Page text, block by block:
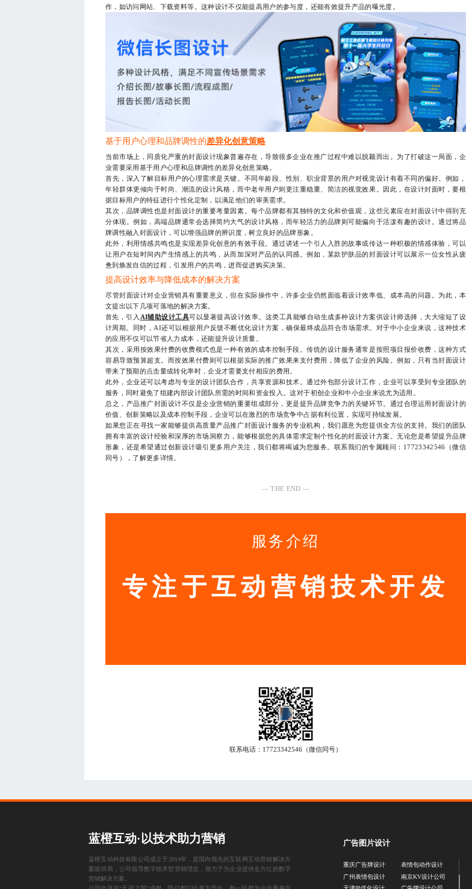
作，如访问网站、下载资料等。这种设计不仅能提高用户的参与度，还能有效提升产品的曝光度。
基于用户心理和品牌调性的差异化创意策略
当前市场上，同质化严重的封面设计现象普遍存在，导致很多企业在推广过程中难以脱颖而出。为了打破这一局面，企
业需要采用基于用户心理和品牌调性的差异化创意策略。
首先，深入了解目标用户的心理需求是关键。不同年龄段、性别、职业背景的用户对视觉设计有着不同的偏好。例如，
年轻群体更倾向于时尚、潮流的设计风格，而中老年用户则更注重稳重、简洁的视觉效果。因此，在设计封面时，要根
据目标用户的特征进行个性化定制，以满足他们的审美需求。
其次，品牌调性也是封面设计的重要考量因素。每个品牌都有其独特的文化和价值观，这些元素应在封面设计中得到充
分体现。例如，高端品牌通常会选择简约大气的设计风格，而年轻活力的品牌则可能偏向于活泼有趣的设计。通过将品
牌调性融入封面设计，可以增强品牌的辨识度，树立良好的品牌形象。
此外，利用情感共鸣也是实现差异化创意的有效手段。通过讲述一个引人入胜的故事或传达一种积极的情感体验，可以
让用户在短时间内产生情感上的共鸣，从而加深对产品的认同感。例如，某款护肤品的封面设计可以展示一位女性从疲
惫到焕发自信的过程，引发用户的共鸣，进而促进购买决策。
提高设计效率与降低成本的解决方案
尽管封面设计对企业营销具有重要意义，但在实际操作中，许多企业仍然面临着设计效率低、成本高的问题。为此，本
文提出以下几项可落地的解决方案。
首先，引入 AI辅助设计工具可以显著提高设计效率。这类工具能够自动生成多种设计方案供设计师选择，大大缩短了设
计周期。同时，AI还可以根据用户反馈不断优化设计方案，确保最终成品符合市场需求。对于中小企业来说，这种技术
的应用不仅可以节省人力成本，还能提升设计质量。
其次，采用按效果付费的收费模式也是一种有效的成本控制手段。传统的设计服务通常是按照项目报价收费，这种方式
容易导致预算超支。而按效果付费则可以根据实际的推广效果来支付费用，降低了企业的风险。例如，只有当封面设计
带来了预期的点击量或转化率时，企业才需要支付相应的费用。
此外，企业还可以考虑与专业的设计团队合作，共享资源和技术。通过外包部分设计工作，企业可以享受到专业团队的
服务，同时避免了组建内部设计团队所需的时间和资金投入。这对于初创企业和中小企业来说尤为适用。
总之，产品推广封面设计不仅是企业营销的重要组成部分，更是提升品牌竞争力的关键环节。通过合理运用封面设计的
价值、创新策略以及成本控制手段，企业可以在激烈的市场竞争中占据有利位置，实现可持续发展。
如果您正在寻找一家能够提供高质量产品推广封面设计服务的专业机构，我们愿意为您提供全方位的支持。我们的团队
拥有丰富的设计经验和深厚的市场洞察力，能够根据您的具体需求定制个性化的封面设计方案。无论您是希望提升品牌
形象，还是希望通过创新设计吸引更多用户关注，我们都将竭诚为您服务。联系我们的专属顾问：17723342546（微信
同号），了解更多详情。
— THE END —
服务介绍
专注于互动营销技术开发
联系电话： 17723342546 （微信同号）
蓝橙互动·以技术助力营销
蓝橙互动科技有限公司成立于2014年，是国内领先的互联网互动营销解决方
案提供商，公司倡导数字技术型营销理念，致力于为企业提供全方位的数字
营销解决方案。
广告图片设计
重庆广告牌设计
广州表情包设计
表情包动作设计
南京KV设计公司